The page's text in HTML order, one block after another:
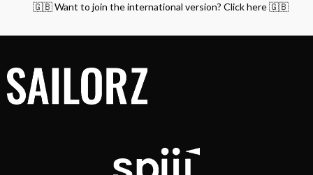
🇬🇧 Want to join the international version? Click here 🇬🇧